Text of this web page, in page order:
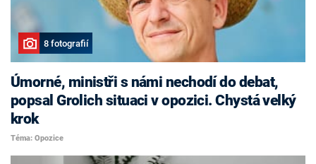
8 fotografií
Úmorné, ministři s námi nechodí do debat,
popsal Grolich situaci v opozici. Chystá velký
krok
Téma: Opozice